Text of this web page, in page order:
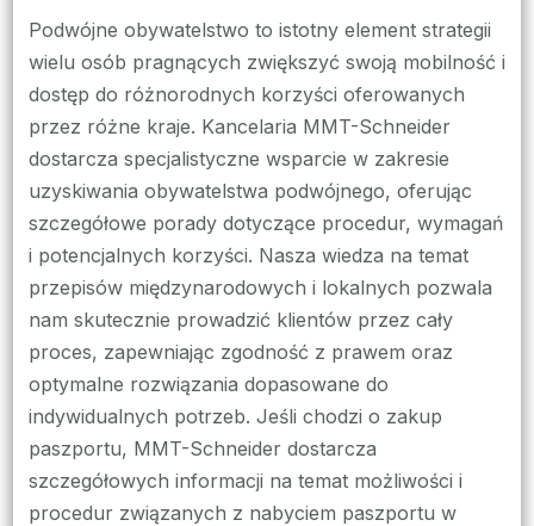
Podwójne obywatelstwo to istotny element strategii
wielu osób pragnących zwiększyć swoją mobilność i
dostęp do różnorodnych korzyści oferowanych
przez różne kraje. Kancelaria MMT-Schneider
dostarcza specjalistyczne wsparcie w zakresie
uzyskiwania obywatelstwa podwójnego, oferując
szczegółowe porady dotyczące procedur, wymagań
i potencjalnych korzyści. Nasza wiedza na temat
przepisów międzynarodowych i lokalnych pozwala
nam skutecznie prowadzić klientów przez cały
proces, zapewniając zgodność z prawem oraz
optymalne rozwiązania dopasowane do
indywidualnych potrzeb. Jeśli chodzi o zakup
paszportu, MMT-Schneider dostarcza
szczegółowych informacji na temat możliwości i
procedur związanych z nabyciem paszportu w